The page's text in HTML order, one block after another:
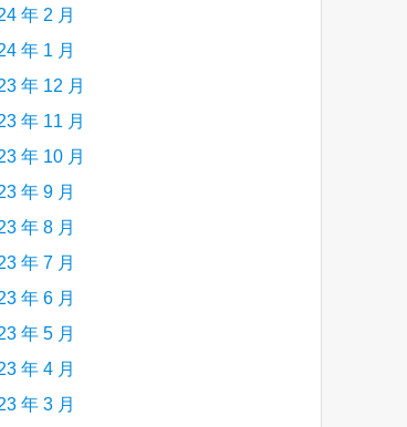
年 2 月
年 1 月
年 12 月
年 11 月
年 10 月
年 9 月
年 8 月
年 7 月
年 6 月
年 5 月
年 4 月
年 3 月